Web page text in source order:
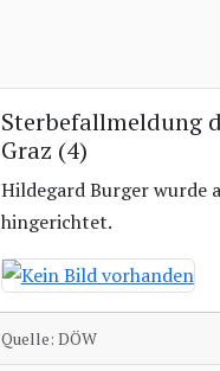
Sterbefallmeldung
Graz (4)
Hildegard Burger wurde
hingerichtet.
Quelle: DÖW